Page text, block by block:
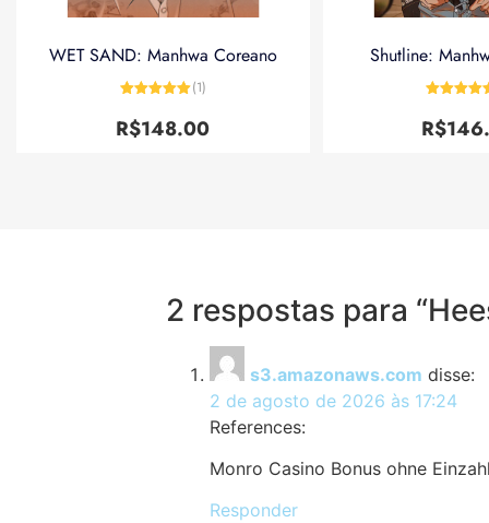
WET SAND: Manhwa Coreano
de 5
(1)
R$148.00
Shutline:
de 5
R$
2 respostas para
s3.amazonaws.com disse:
2 de agosto de 2026 às 17:24
References:
Monro Casino Bonus ohne
Responder